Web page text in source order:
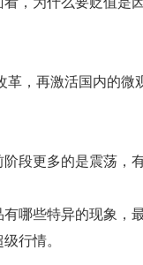
，再激活国内的微
更多的是震荡，有
些特异的现象，
行情。